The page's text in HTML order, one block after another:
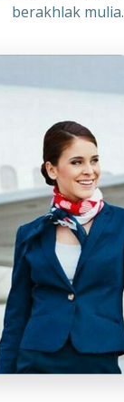
berakhlak mulia.